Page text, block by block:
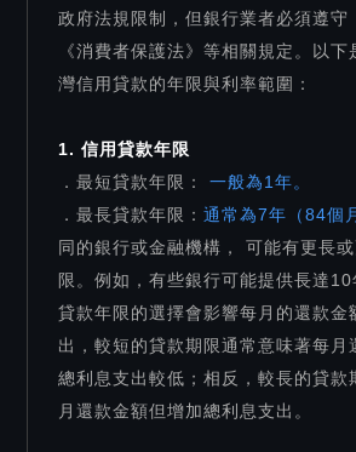
政府法規限制，但銀行業者必須遵守
《消費者保護法》等相關規定。以下
灣信用貸款的年限與利率範圍：
1. 信用貸款年限
．最短貸款年限：
一般為1年。
．最長貸款年限：通常為7年（84個
同的銀行或金融機構， 可能有更長
限。例如，有些銀行可能提供長達10
貸款年限的選擇會影響每月的還款金
出，較短的貸款期限通常意味著每月
總利息支出較低；相反，較長的貸款
月還款金額但增加總利息支出。